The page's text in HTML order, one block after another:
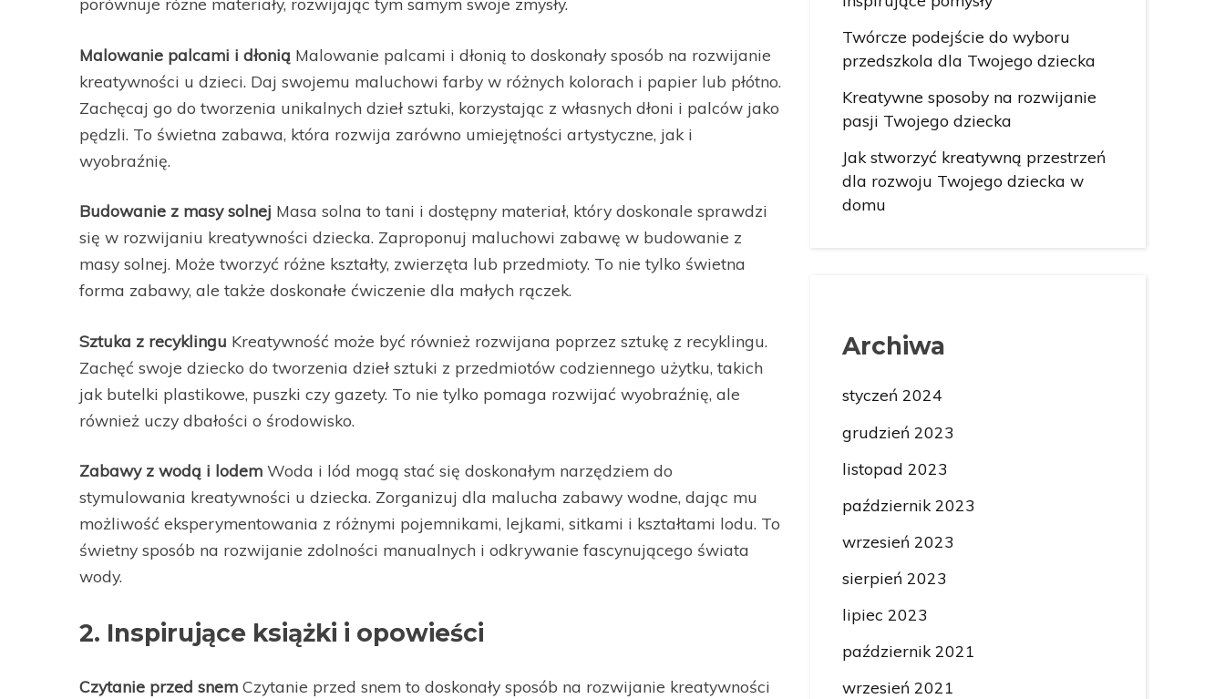
porównuje różne materiały, rozwijając tym samym swoje zmysły.
Malowanie palcami i dłonią Malowanie palcami i dłonią to doskonały sposób na rozwijanie
kreatywności u dzieci. Daj swojemu maluchowi farby w różnych kolorach i papier lub płótno.
Zachęcaj go do tworzenia unikalnych dzieł sztuki, korzystając z własnych dłoni i palców jako
pędzli. To świetna zabawa, która rozwija zarówno umiejętności artystyczne, jak i
wyobraźnię.
Budowanie z masy solnej Masa solna to tani i dostępny materiał, który doskonale sprawdzi
się w rozwijaniu kreatywności dziecka. Zaproponuj maluchowi zabawę w budowanie z
masy solnej. Może tworzyć różne kształty, zwierzęta lub przedmioty. To nie tylko świetna
forma zabawy, ale także doskonałe ćwiczenie dla małych rączek.
Sztuka z recyklingu Kreatywność może być również rozwijana poprzez sztukę z recyklingu.
Zachęć swoje dziecko do tworzenia dzieł sztuki z przedmiotów codziennego użytku, takich
jak butelki plastikowe, puszki czy gazety. To nie tylko pomaga rozwijać wyobraźnię, ale
również uczy dbałości o środowisko.
Zabawy z wodą i lodem Woda i lód mogą stać się doskonałym narzędziem do
stymulowania kreatywności u dziecka. Zorganizuj dla malucha zabawy wodne, dając mu
możliwość eksperymentowania z różnymi pojemnikami, lejkami, sitkami i kształtami lodu. To
świetny sposób na rozwijanie zdolności manualnych i odkrywanie fascynującego świata
wody.
2. Inspirujące książki i opowieści
Czytanie przed snem Czytanie przed snem to doskonały sposób na rozwijanie kreatywności
Twórcze podejście do wyboru
przedszkola dla Twojego dziecka
Kreatywne sposoby na rozwijanie
pasji Twojego dziecka
Jak stworzyć kreatywną przestrzeń
dla rozwoju Twojego dziecka w
domu
Archiwa
styczeń 2024
grudzień 2023
listopad 2023
październik 2023
wrzesień 2023
sierpień 2023
lipiec 2023
październik 2021
wrzesień 2021